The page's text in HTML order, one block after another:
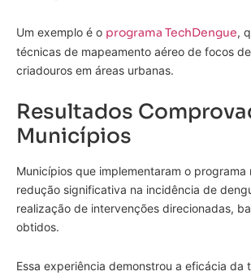
Um exemplo é o programa TechDengue,
técnicas de mapeamento aéreo de focos
criadouros em áreas urbanas.
Resultados
Municípios
Municípios que implementaram o programa
redução significativa na incidência de
realização de intervenções direcionadas,
obtidos.
Essa experiência demonstrou a eficácia da